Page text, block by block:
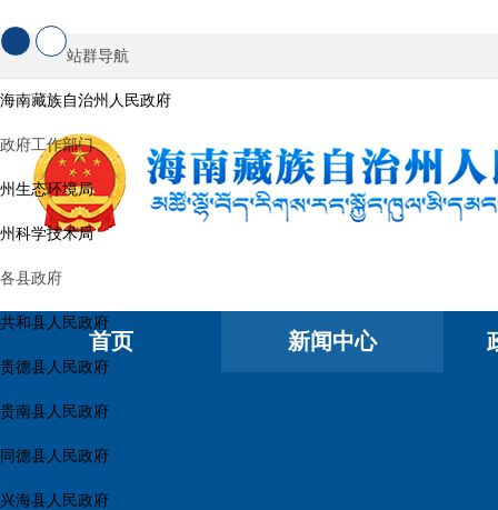
站群导航
海南藏族自治州人民政府
政府工作部门
州生态环境局
州科学技术局
各县政府
共和县人民政府
贵德县人民政府
贵南县人民政府
同德县人民政府
兴海县人民政府
首页 新闻中心